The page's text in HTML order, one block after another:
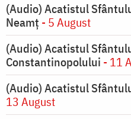
(Audio) Acatistul
Neamț - 5 August
(Audio) Acatistul
Constantinopolului - 11
(Audio) Acatistul
13 August